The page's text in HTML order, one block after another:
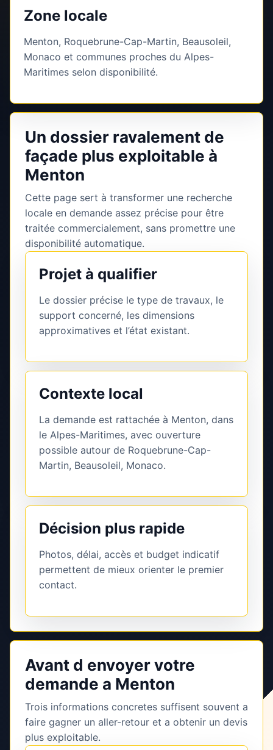
Zone locale
Menton, Roquebrune-Cap-Martin, Beausoleil,
Monaco et communes proches du Alpes-
Maritimes selon disponibilité.
Un dossier ravalement de
façade plus exploitable à
Menton
Cette page sert à transformer une recherche
locale en demande assez précise pour être
traitée commercialement, sans promettre une
disponibilité automatique.
Projet à qualifier
Le dossier précise le type de travaux, le
support concerné, les dimensions
approximatives et l’état existant.
Contexte local
La demande est rattachée à Menton, dans
le Alpes-Maritimes, avec ouverture
possible autour de Roquebrune-Cap-
Martin, Beausoleil, Monaco.
Décision plus rapide
Photos, délai, accès et budget indicatif
permettent de mieux orienter le premier
contact.
Avant d envoyer votre
demande a Menton
Trois informations concretes suffisent souvent a
faire gagner un aller-retour et a obtenir un devis
plus exploitable.